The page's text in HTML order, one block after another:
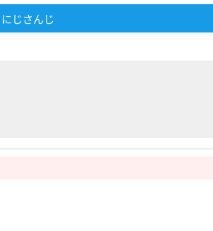
にじさんじ